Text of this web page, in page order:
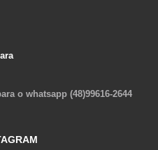
o whatsapp (48)99616-2644